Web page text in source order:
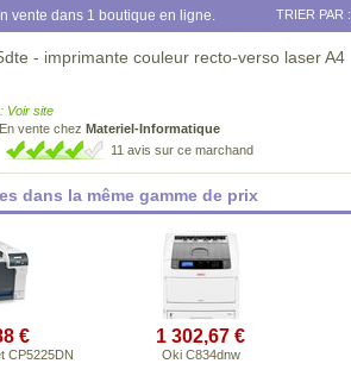
vente dans 1 boutique en ligne. TRIER PAR :
- imprimante couleur recto-verso laser A4
Voir site
En vente chez Materiel-Informatique
11 avis sur ce marchand
dans la même gamme de prix
€
CP5225DN
1 302,67 €
Oki C834dnw